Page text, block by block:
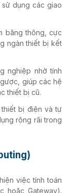
dụng các giao
băng thông, cực
ngàn thiết bị kết
nghiệp nhờ tính
giúp các hệ
thiết bị cũ.
bị điện và tự
rộng rãi trong
việc tính toán
hoặc Gateway).